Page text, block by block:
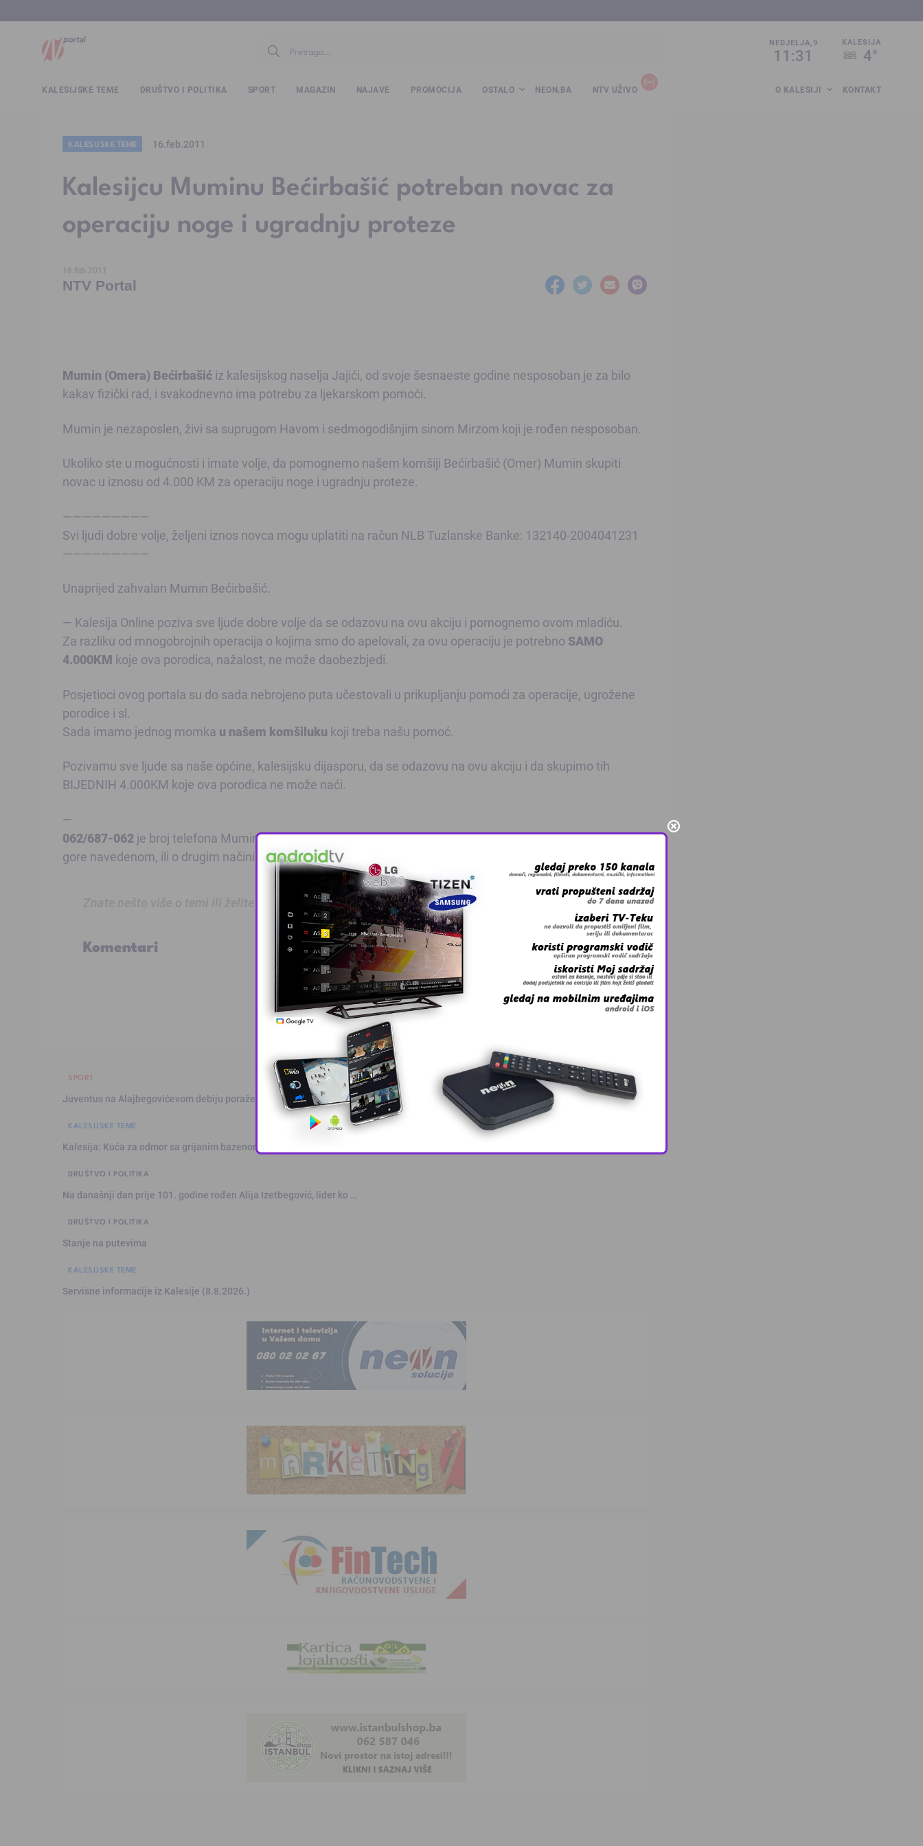
NEDJELJA,9
11:31
KALESIJA
4°
KALESIJSKE TEME DRUŠTVO I POLITIKA SPORT MAGAZIN NAJAVE PROMOCIJA OSTALO NEON.BA NTV UŽIVO O KALESIJI KONTAKT
KALESIJSKE TEME 16.feb.2011
Kalesijcu Muminu Bećirbašić potreban novac za
operaciju noge i ugradnju proteze
16.feb.2011
NTV Portal
Mumin (Omera) Bećirbašić iz kalesijskog naselja Jajići, od svoje šesnaeste godine nesposoban je za bilo
kakav fizički rad, i svakodnevno ima potrebu za ljekarskom pomoći.
Mumin je nezaposlen, živi sa suprugom Havom i sedmogodišnjim sinom Mirzom koji je rođen nesposoban.
Ukoliko ste u mogućnosti i imate volje, da pomognemo našem komšiji Bećirbašić (Omer) Mumin skupiti
novac u iznosu od 4.000 KM za operaciju noge i ugradnju proteze.
—————————
Svi ljudi dobre volje, željeni iznos novca mogu uplatiti na račun NLB Tuzlanske Banke: 132140-2004041231
—————————
Unaprijed zahvalan Mumin Bećirbašić.
— Kalesija Online poziva sve ljude dobre volje da se odazovu na ovu akciju i pomognemo ovom mladiću.
Za razliku od mnogobrojnih operacija o kojima smo do apelovali, za ovu operaciju je potrebno SAMO
4.000KM koje ova porodica, nažalost, ne može daobezbjedi.
Posjetioci ovog portala su do sada nebrojeno puta učestovali u prikupljanju pomoći za operacije, ugrožene
porodice i sl.
Sada imamo jednog momka u našem komšiluku koji treba našu pomoć.
Pozivamu sve ljude sa naše općine, kalesijsku dijasporu, da se odazovu na ovu akciju i da skupimo tih
BIJEDNIH 4.000KM koje ova porodica ne može naći.
—
062/687-062 je broj telefona Mumina Bećirbašića, te ga možete kontaktirati ako želite više informacija o
gore navedenom, ili o drugim načinima uručivanja pomoći.
Znate nešto više o temi ili želite prijaviti grešku u tekstu?
Komentari
SPORT
Juventus na Alajbegovićevom debiju poražen od Intera, Zmaj učestvov …
KALESIJSKE TEME
Kalesija: Kuća za odmor sa grijanim bazenom
DRUŠTVO I POLITIKA
Na današnji dan prije 101. godine rođen Alija Izetbegović, lider ko …
DRUŠTVO I POLITIKA
Stanje na putevima
KALESIJSKE TEME
Servisne informacije iz Kalesije (8.8.2026.)